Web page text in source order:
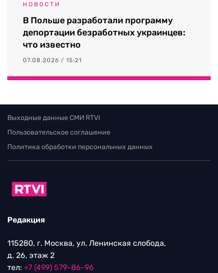
НОВОСТИ
В Польше разработали программу
депортации безработных украинцев:
что известно
07.08.2026 / 15:21
Выходные данные СМИ RTVI
Пользовательское соглашение
Политика обработки персональных данных
Редакция
115280, г. Москва, ул. Ленинская слобода,
д. 26, этаж 2
тел: +7 (499) 579-86-96